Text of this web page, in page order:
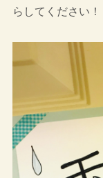
らしてください！